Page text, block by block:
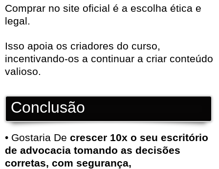
Comprar no site oficial é a escolha ética e
legal.
Isso apoia os criadores do curso,
incentivando-os a continuar a criar conteúdo
valioso.
Conclusão
• Gostaria De crescer 10x o seu escritório
de advocacia tomando as decisões
corretas, com segurança,